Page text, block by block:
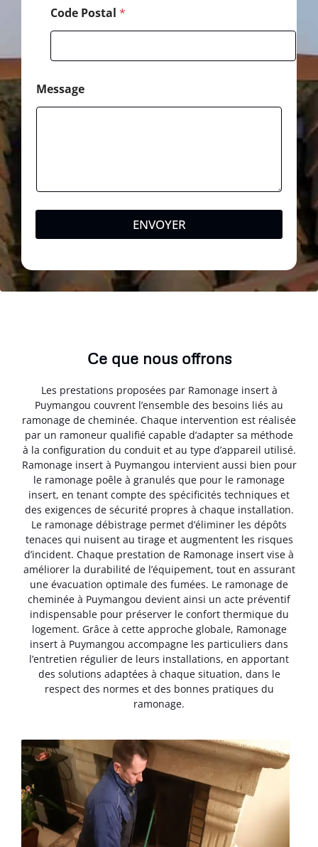
Code Postal *
Message
ENVOYER
Ce que nous offrons
Les prestations proposées par Ramonage insert à
Puymangou couvrent l’ensemble des besoins liés au
ramonage de cheminée. Chaque intervention est réalisée
par un ramoneur qualifié capable d’adapter sa méthode
à la configuration du conduit et au type d’appareil utilisé.
Ramonage insert à Puymangou intervient aussi bien pour
le ramonage poêle à granulés que pour le ramonage
insert, en tenant compte des spécificités techniques et
des exigences de sécurité propres à chaque installation.
Le ramonage débistrage permet d’éliminer les dépôts
tenaces qui nuisent au tirage et augmentent les risques
d’incident. Chaque prestation de Ramonage insert vise à
améliorer la durabilité de l’équipement, tout en assurant
une évacuation optimale des fumées. Le ramonage de
cheminée à Puymangou devient ainsi un acte préventif
indispensable pour préserver le confort thermique du
logement. Grâce à cette approche globale, Ramonage
insert à Puymangou accompagne les particuliers dans
l’entretien régulier de leurs installations, en apportant
des solutions adaptées à chaque situation, dans le
respect des normes et des bonnes pratiques du
ramonage.